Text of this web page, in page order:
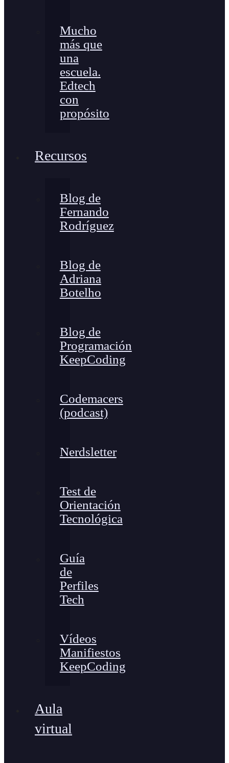
Mucho
más que
una
escuela.
Edtech
con
propósito
Recursos
Blog de
Fernando
Rodríguez
Blog de
Adriana
Botelho
Blog de
Programación
KeepCoding
Codemacers
(podcast)
Nerdsletter
Test de
Orientación
Tecnológica
Guía
de
Perfiles
Tech
Vídeos
Manifiestos
KeepCoding
Aula
virtual